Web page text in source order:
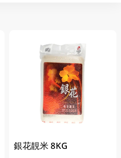
銀花靚米 8KG